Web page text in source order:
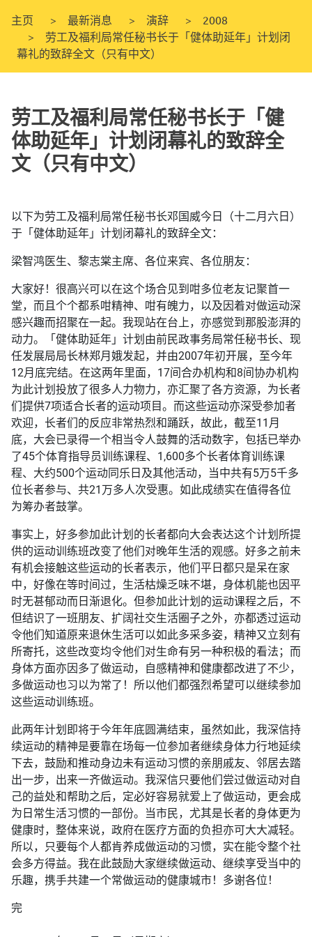
主页 最新消息 演辞
2008
劳工及福利局常任秘书长于「健体助延年」计划闭
幕礼的致辞全文（只有中文）
劳工及福利局常任秘书长于「健
体助延年」计划闭幕礼的致辞全
文（只有中文）
以下为劳工及福利局常任秘书长邓国威今日（十二月六日）
于「健体助延年」计划闭幕礼的致辞全文：
梁智鸿医生、黎志棠主席、各位来宾、各位朋友：
大家好！很高兴可以在这个场合见到咁多位老友记聚首一
堂，而且个个都系咁精神、咁有魄力，以及因着对做运动深
感兴趣而招聚在一起。我现站在台上，亦感觉到那股澎湃的
动力。「健体助延年」计划由前民政事务局常任秘书长、现
任发展局局长林郑月娥发起，并由2007年初开展，至今年
12月底完结。在这两年里面，17间合办机构和8间协办机构
为此计划投放了很多人力物力，亦汇聚了各方资源，为长者
们提供7项适合长者的运动项目。而这些运动亦深受参加者
欢迎，长者们的反应非常热烈和踊跃，故此，截至11月
底，大会已录得一个相当令人鼓舞的活动数字，包括已举办
了45个体育指导员训练课程、1,600多个长者体育训练课
程、大约500个运动同乐日及其他活动，当中共有5万5千多
位长者参与、共21万多人次受惠。如此成绩实在值得各位
为筹办者鼓掌。
事实上，好多参加此计划的长者都向大会表达这个计划所提
供的运动训练班改变了他们对晚年生活的观感。好多之前未
有机会接触这些运动的长者表示，他们平日都只是呆在家
中，好像在等时间过，生活枯燥乏味不堪，身体机能也因平
时无甚郁动而日渐退化。但参加此计划的运动课程之后，不
但结识了一班朋友、扩阔社交生活圈子之外，亦都透过运动
令他们知道原来退休生活可以如此多采多姿，精神又立刻有
所寄托，这些改变均令他们对生命有另一种积极的看法；而
身体方面亦因多了做运动，自感精神和健康都改进了不少，
多做运动也习以为常了！所以他们都强烈希望可以继续参加
这些运动训练班。
此两年计划即将于今年年底圆满结束，虽然如此，我深信持
续运动的精神是要靠在场每一位参加者继续身体力行地延续
下去，鼓励和推动身边未有运动习惯的亲朋戚友、邻居去踏
出一步，出来一齐做运动。我深信只要他们尝过做运动对自
己的益处和帮助之后，定必好容易就爱上了做运动，更会成
为日常生活习惯的一部份。当市民，尤其是长者的身体更为
健康时，整体来说，政府在医疗方面的负担亦可大大减轻。
所以，只要每个人都肯养成做运动的习惯，实在能令整个社
会多方得益。我在此鼓励大家继续做运动、继续享受当中的
乐趣，携手共建一个常做运动的健康城市！多谢各位！
完